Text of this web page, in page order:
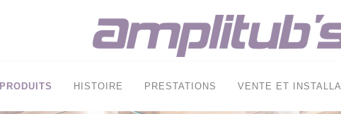
PRODUITS HISTOIRE PRESTATIONS VENTE ET